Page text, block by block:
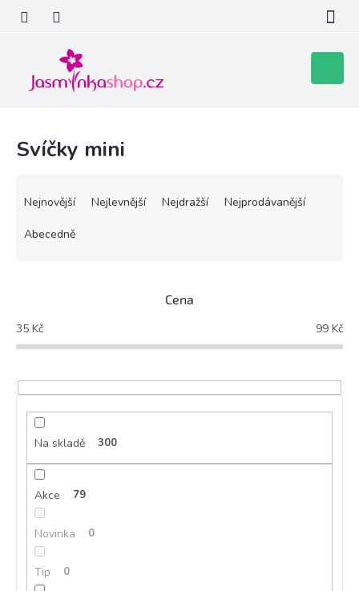
obsah
košík
Svíčky mini
o
d
k
t
Nejnovější Nejlevnější Nejdražší Nejprodávanější
Abecedně
Cena
35 Kč 99 Kč
Na skladě 300
Akce 79
Novinka 0
Tip 0